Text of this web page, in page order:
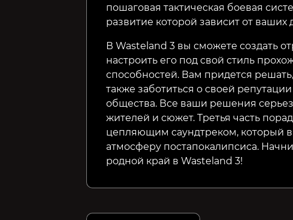
пошаговая тактическая боевая
развитие которой зависит от ваших
В Wasteland 3 вы сможете создать
настроить его под свой стиль
способностей. Вам придется
также заботиться о своей
общества. Все ваши решения
жителей и сюжет. Третья часть
цепляющим саундтреком, который
атмосферу постапокалипсиса.
родной край в Wasteland 3!